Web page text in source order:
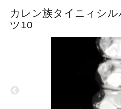
カレン族タイニィシ
ツ10